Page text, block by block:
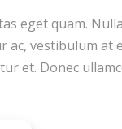
eget quam.
vestibulum at
et. Donec